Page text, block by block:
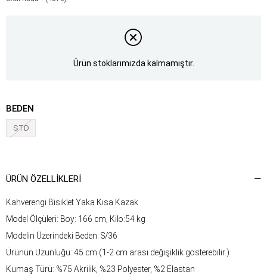
Ürün stoklarımızda kalmamıştır.
BEDEN
STD
ÜRÜN ÖZELLIKLERI
Kahverengi Bisiklet Yaka Kısa Kazak
Model Ölçüleri: Boy: 166 cm, Kilo:54 kg
Modelin Üzerindeki Beden: S/36
Ürünün Uzunluğu: 45 cm (1-2 cm arası değişiklik gösterebilir.)
Kumaş Türü: %75 Akrilik, %23 Polyester, %2 Elastan